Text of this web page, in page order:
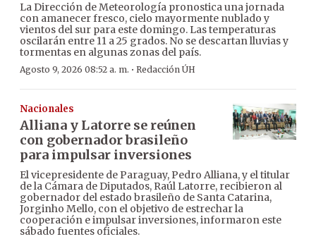
La Dirección de Meteorología pronostica una jornada
con amanecer fresco, cielo mayormente nublado y
vientos del sur para este domingo. Las temperaturas
oscilarán entre 11 a 25 grados. No se descartan lluvias y
tormentas en algunas zonas del país.
Agosto 9, 2026 08:52 a. m. · Redacción ÚH
Nacionales
Alliana y Latorre se reúnen
con gobernador brasileño
para impulsar inversiones
El vicepresidente de Paraguay, Pedro Alliana, y el titular
de la Cámara de Diputados, Raúl Latorre, recibieron al
gobernador del estado brasileño de Santa Catarina,
Jorginho Mello, con el objetivo de estrechar la
cooperación e impulsar inversiones, informaron este
sábado fuentes oficiales.